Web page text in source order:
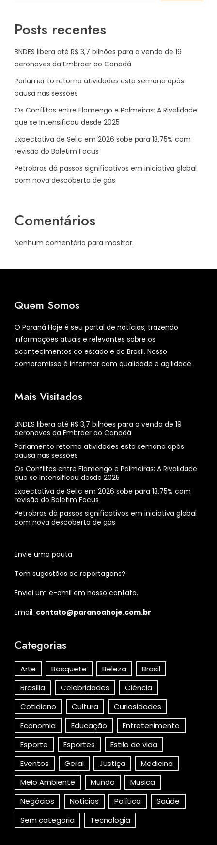
Posts recentes
BNDES libera até R$ 3,7 bilhões para a venda de 19
aeronaves da Embraer ao Canadá
Parlamento retoma atividades esta semana após
pausa nas sessões
Os Conflitos entre Flamengo e Palmeiras: A Rivalidade
que se Intensificou desde 2025
Expectativa de Selic em 2026 sobe para 13,75% com
revisão do Boletim Focus
Petrobras dá passos significativos em iniciativa global
com nova descoberta de gás
Comentários
Nenhum comentário para mostrar.
Quem Somos
O Paraná Hoje é seu portal de notícias, trazendo
informações atuais e relevantes sobre os
acontecimentos do estado e do Brasil. Nosso
compromisso é informar com qualidade e agilidade.
Mais Visitados
BNDES libera até R$ 3,7 bilhões para a venda de 19
aeronaves da Embraer ao Canadá
Parlamento retoma atividades esta semana após
pausa nas sessões
Os Conflitos entre Flamengo e Palmeiras: A Rivalidade
que se Intensificou desde 2025
Expectativa de Selic em 2026 sobe para 13,75% com
revisão do Boletim Focus
Petrobras dá passos significativos em iniciativa global
com nova descoberta de gás
Envie uma pauta
Tem sugestões de reportagens?
Enviei um e-amil em nosso contato.
Email: contato@paranoahoje.com.br
Categorias
Arte Basquete Beleza
Brasil
Brasilia
Celebridades
Ciência
Cotidiano
Cultura
Curiosidades
Economia
Educação
Entretenimento
Esporte
Esportes
Estilo de vida
Eventos
Geral Justiça
Medicina
Meio Ambiente
Mundo
Musica
Negócios
Noticias Política
Saúde
Sem categoria
Tecnologia